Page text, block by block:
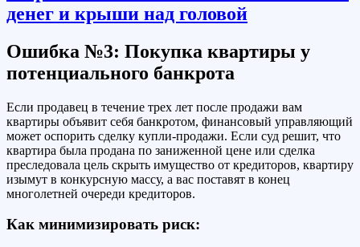
Ошибка №3: Покупка квартиры у
потенциального банкрота
Если продавец в течение трех лет после продажи вам
квартиры объявит себя банкротом, финансовый управляющий
может оспорить сделку купли-продажи. Если суд решит, что
квартира была продана по заниженной цене или сделка
преследовала цель скрыть имущество от кредиторов, квартиру
изымут в конкурсную массу, а вас поставят в конец
многолетней очереди кредиторов.
Как минимизировать риск: